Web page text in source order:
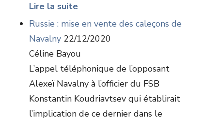
Lire la suite
Russie : mise en vente des caleçons de
Navalny 22/12/2020
Céline Bayou
L’appel téléphonique de l’opposant
Alexeï Navalny à l’officier du FSB
Konstantin Koudriavtsev qui établirait
l’implication de ce dernier dans le